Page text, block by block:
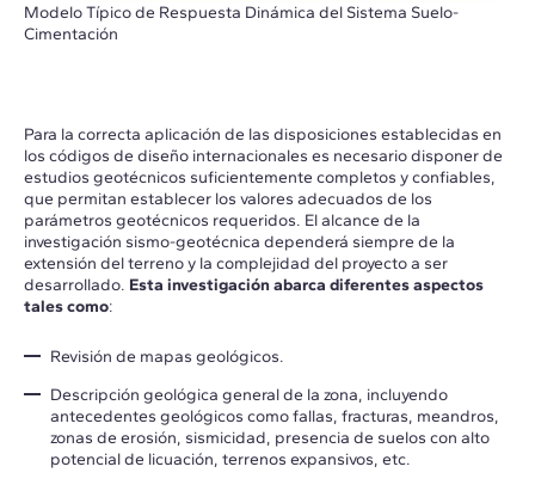
Modelo Típico de Respuesta Dinámica del Sistema Suelo-
Cimentación
Para la correcta aplicación de las disposiciones establecidas en
los códigos de diseño internacionales es necesario disponer de
estudios geotécnicos suficientemente completos y confiables,
que permitan establecer los valores adecuados de los
parámetros geotécnicos requeridos. El alcance de la
investigación sismo-geotécnica dependerá siempre de la
extensión del terreno y la complejidad del proyecto a ser
desarrollado. Esta investigación abarca diferentes aspectos
tales como:
Revisión de mapas geológicos.
Descripción geológica general de la zona, incluyendo
antecedentes geológicos como fallas, fracturas, meandros,
zonas de erosión, sismicidad, presencia de suelos con alto
potencial de licuación, terrenos expansivos, etc.